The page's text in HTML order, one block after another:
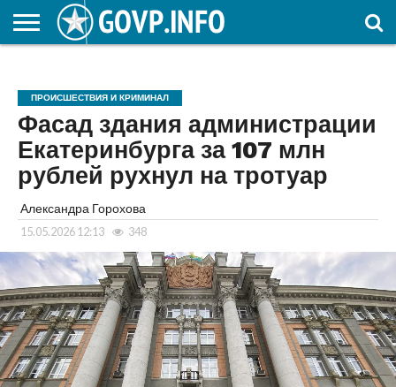
ОБРАЗОВАНИЕ
ПРОИСШЕСТВИЯ И КРИМИНАЛ
Фасад здания администрации
Екатеринбурга за 107 млн
рублей рухнул на тротуар
Александра Горохова
15.05.2026 12:13 348